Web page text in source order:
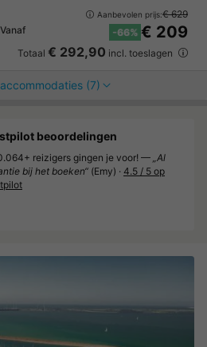
Aanbevolen prijs:€ 629
-66% € 209
Totaal € 292,90 incl. toeslagen
(7)
beoordelingen
reizigers gingen je voor! — „Al
bij het boeken“ (Emy) · 4.5 / 5 op